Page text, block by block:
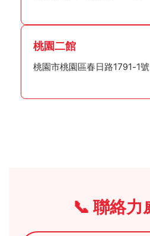
桃園二館
桃園市桃園區春日路1791-1號
📞 聯絡力